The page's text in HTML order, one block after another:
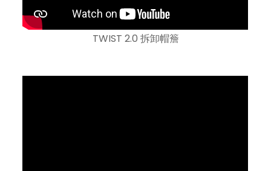
TWIST 2.0 拆卸帽簷